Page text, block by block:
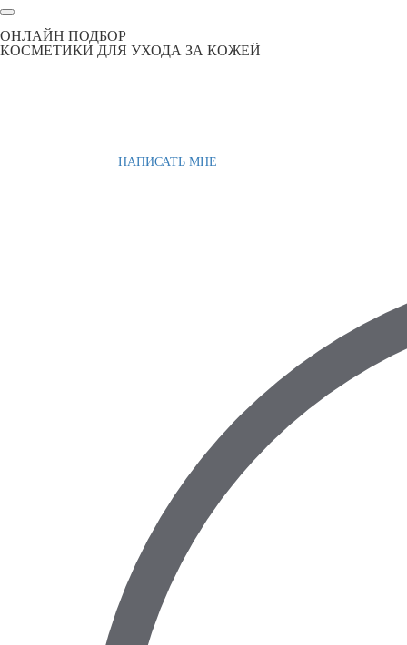
ОНЛАЙН ПОДБОР
КОСМЕТИКИ ДЛЯ УХОДА ЗА КОЖЕЙ
НАПИСАТЬ МНЕ